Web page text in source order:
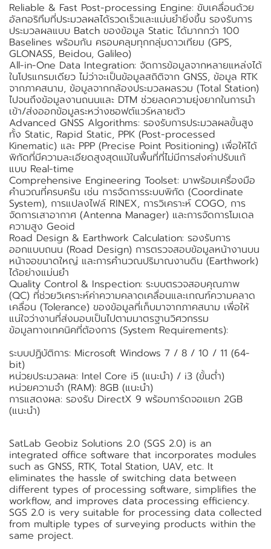
Reliable & Fast Post-processing Engine: ขับเคลื่อนด้วย
อัลกอริทึมที่ประมวลผลได้รวดเร็วและแม่นยำยิ่งขึ้น รองรับการ
ประมวลผลแบบ Batch ของข้อมูล Static ได้มากกว่า 100
Baselines พร้อมกัน ครอบคลุมทุกกลุ่มดาวเทียม (GPS,
GLONASS, Beidou, Galileo)
All-in-One Data Integration: จัดการข้อมูลจากหลายแหล่งได้
ในโปรแกรมเดียว ไม่ว่าจะเป็นข้อมูลสถิติจาก GNSS, ข้อมูล RTK
จากภาคสนาม, ข้อมูลจากกล้องประมวลผลรวม (Total Station)
ไปจนถึงข้อมูลงานถนนและ DTM ช่วยลดความยุ่งยากในการนำ
เข้า/ส่งออกข้อมูลระหว่างซอฟต์แวร์หลายตัว
Advanced GNSS Algorithms: รองรับการประมวลผลขั้นสูง
ทั้ง Static, Rapid Static, PPK (Post-processed
Kinematic) และ PPP (Precise Point Positioning) เพื่อให้ได้
พิกัดที่มีความละเอียดสูงสุดแม้ในพื้นที่ที่ไม่มีการส่งค่าปรับแก้
แบบ Real-time
Comprehensive Engineering Toolset: มาพร้อมเครื่องมือ
คำนวณที่ครบครัน เช่น การจัดการระบบพิกัด (Coordinate
System), การแปลงไฟล์ RINEX, การวิเคราะห์ COGO, การ
จัดการเสาอากาศ (Antenna Manager) และการจัดการโมเดล
ความสูง Geoid
Road Design & Earthwork Calculation: รองรับการ
ออกแบบถนน (Road Design) การตรวจสอบข้อมูลหน้างานบน
หน้าจอขนาดใหญ่ และการคำนวณปริมาณงานดิน (Earthwork)
ได้อย่างแม่นยำ
Quality Control & Inspection: ระบบตรวจสอบคุณภาพ
(QC) ที่ช่วยวิเคราะห์ค่าความคลาดเคลื่อนและเกณฑ์ความคลาด
เคลื่อน (Tolerance) ของข้อมูลที่เก็บมาจากภาคสนาม เพื่อให้
แน่ใจว่างานที่ส่งมอบเป็นไปตามมาตรฐานวิศวกรรม
ข้อมูลทางเทคนิคที่ต้องการ (System Requirements):
ระบบปฏิบัติการ: Microsoft Windows 7 / 8 / 10 / 11 (64-
bit)
หน่วยประมวลผล: Intel Core i5 (แนะนำ) / i3 (ขั้นต่ำ)
หน่วยความจำ (RAM): 8GB (แนะนำ)
การแสดงผล: รองรับ DirectX 9 พร้อมการ์ดจอแยก 2GB
(แนะนำ)
SatLab Geobiz Solutions 2.0 (SGS 2.0) is an
integrated office software that incorporates modules
such as GNSS, RTK, Total Station, UAV, etc. It
eliminates the hassle of switching data between
different types of processing software, simplifies the
workflow, and improves data processing efficiency.
SGS 2.0 is very suitable for processing data collected
from multiple types of surveying products within the
same project.